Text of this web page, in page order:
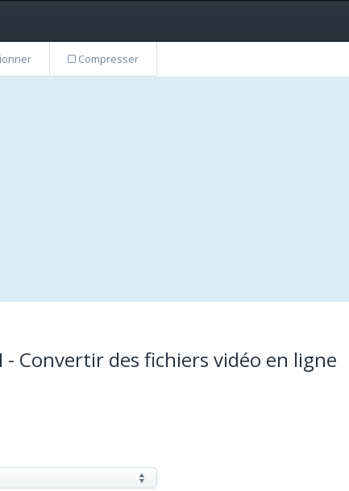
Compresser
- Convertir des fichiers vidéo en ligne